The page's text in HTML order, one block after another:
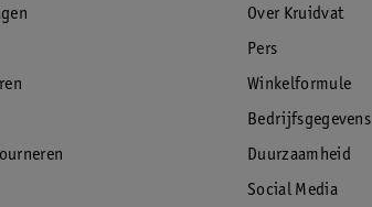
Over Kruidvat
Pers
Winkelformule
Bedrijfsgegevens
Duurzaamheid
Social Media